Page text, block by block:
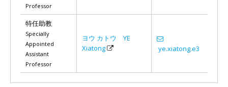
Professor
特任助教
Specially
Appointed
Assistant
Professor
ヨウ カトウ YE
Xiatong
ye.xiatong.e3